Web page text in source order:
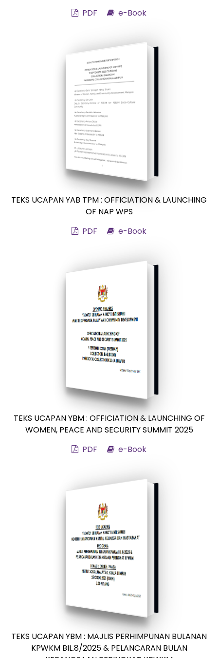
PDF
e-Book
TEKS UCAPAN YAB TPM : OFFICIATION & LAUNCHING
OF NAP WPS
PDF
e-Book
TEKS UCAPAN YBM : OFFICIATION & LAUNCHING OF
WOMEN, PEACE AND SECURITY SUMMIT 2025
PDF
e-Book
TEKS UCAPAN YBM : MAJLIS PERHIMPUNAN BULANAN
KPWKM BIL.8/2025 & PELANCARAN BULAN